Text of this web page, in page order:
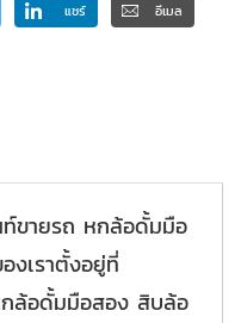
แชร์ อีเมล
ท์ขายรถ หกล้อดั้มมือ
เราตั้งอยู่ที่
ล้อดั้มมือสอง สิบล้อ